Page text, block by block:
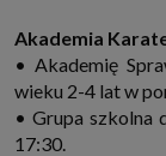
Akademia
• Akademię
wieku 2-4 lat w
• Grupa szkolna
17:30.